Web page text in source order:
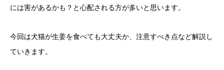
には害があるかも？と心配される方が多いと思います。
今回は犬猫が生姜を食べても大丈夫か、注意すべき点など解説し
ていきます。